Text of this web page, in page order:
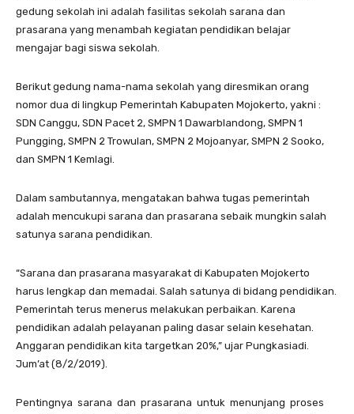
gedung sekolah ini adalah fasilitas sekolah sarana dan
prasarana yang menambah kegiatan pendidikan belajar
mengajar bagi siswa sekolah.
Berikut gedung nama-nama sekolah yang diresmikan orang
nomor dua di lingkup Pemerintah Kabupaten Mojokerto, yakni :
SDN Canggu, SDN Pacet 2, SMPN 1 Dawarblandong, SMPN 1
Pungging, SMPN 2 Trowulan, SMPN 2 Mojoanyar, SMPN 2 Sooko,
dan SMPN 1 Kemlagi.
Dalam sambutannya, mengatakan bahwa tugas pemerintah
adalah mencukupi sarana dan prasarana sebaik mungkin salah
satunya sarana pendidikan.
“Sarana dan prasarana masyarakat di Kabupaten Mojokerto
harus lengkap dan memadai. Salah satunya di bidang pendidikan.
Pemerintah terus menerus melakukan perbaikan. Karena
pendidikan adalah pelayanan paling dasar selain kesehatan.
Anggaran pendidikan kita targetkan 20%,” ujar Pungkasiadi.
Jum’at (8/2/2019).
Pentingnya sarana dan prasarana untuk menunjang proses